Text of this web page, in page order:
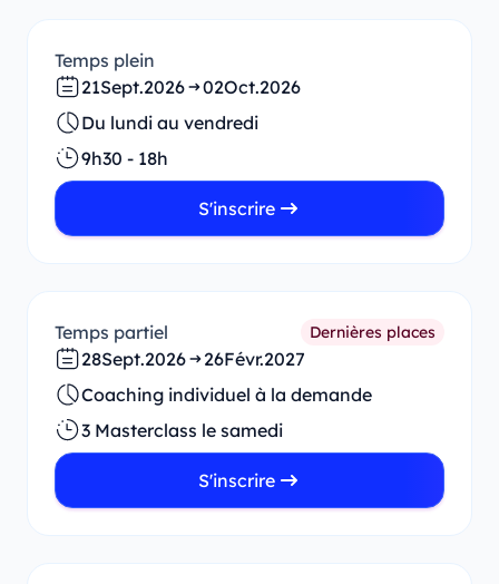
Temps plein
21Sept.2026 02Oct.2026
Du lundi au vendredi
9h30 - 18h
S'inscrire
Temps partiel Dernières places
28Sept.2026 26Févr.2027
Coaching individuel à la demande
3 Masterclass le samedi
S'inscrire